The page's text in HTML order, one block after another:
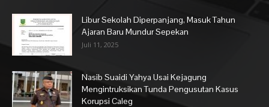
Libur Sekolah Diperpanjang, Masuk Tahun
Ajaran Baru Mundur Sepekan
Juli 11, 2025
Nasib Suaidi Yahya Usai Kejagung
Mengintruksikan Tunda Pengusutan Kasus
Korupsi Caleg